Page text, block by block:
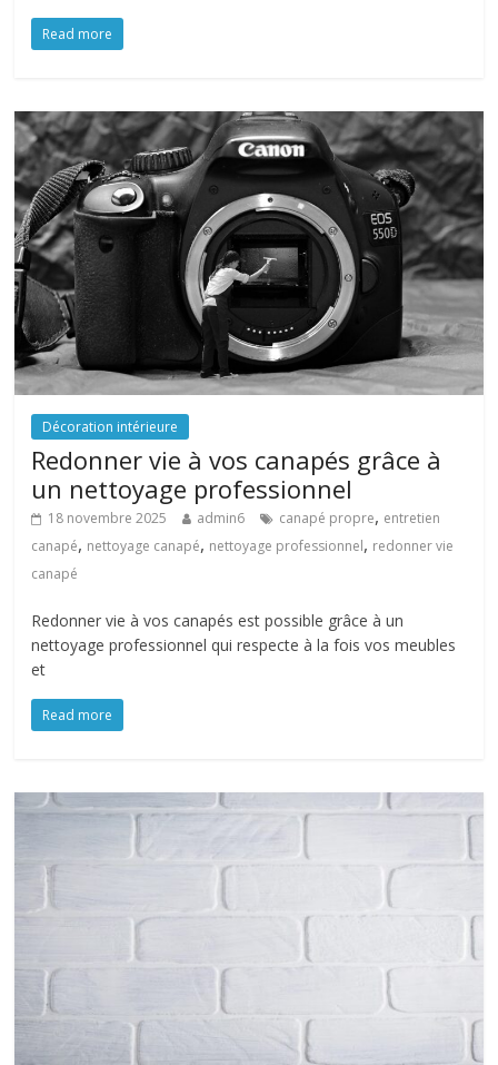
Read more
Décoration intérieure
Redonner vie à vos canapés grâce à
un nettoyage professionnel
18 novembre 2025 admin6 canapé propre, entretien
canapé, nettoyage canapé, nettoyage professionnel, redonner vie
canapé
Redonner vie à vos canapés est possible grâce à un
nettoyage professionnel qui respecte à la fois vos meubles
et
Read more